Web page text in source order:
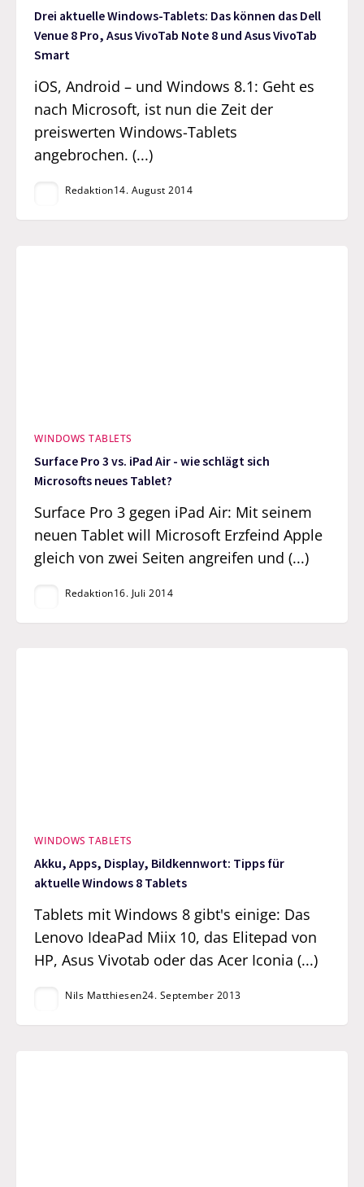
Drei aktuelle Windows-Tablets: Das können das Dell
Venue 8 Pro, Asus VivoTab Note 8 und Asus VivoTab
Smart
iOS, Android – und Windows 8.1: Geht es
nach Microsoft, ist nun die Zeit der
preiswerten Windows-Tablets
angebrochen. (...)
Redaktion14. August 2014
WINDOWS TABLETS
Surface Pro 3 vs. iPad Air - wie schlägt sich
Microsofts neues Tablet?
Surface Pro 3 gegen iPad Air: Mit seinem
neuen Tablet will Microsoft Erzfeind Apple
gleich von zwei Seiten angreifen und (...)
Redaktion16. Juli 2014
WINDOWS TABLETS
Akku, Apps, Display, Bildkennwort: Tipps für
aktuelle Windows 8 Tablets
Tablets mit Windows 8 gibt's einige: Das
Lenovo IdeaPad Miix 10, das Elitepad von
HP, Asus Vivotab oder das Acer Iconia (...)
Nils Matthiesen24. September 2013